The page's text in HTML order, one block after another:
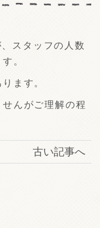
スタッフの人数
。
ます。
んがご理解の程
古い記事へ